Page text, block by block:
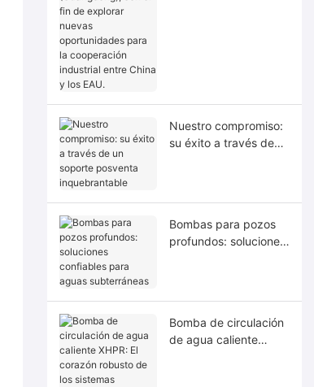
Nuestro compromiso:
su éxito a través de
Bombas para pozos
profundos: soluciones
Bomba de circulación
de agua caliente